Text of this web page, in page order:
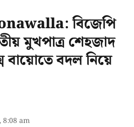
বিজেপি
মুখপাত্র শেহজাদ
বায়োতে বদল নিয়ে
8:08 am